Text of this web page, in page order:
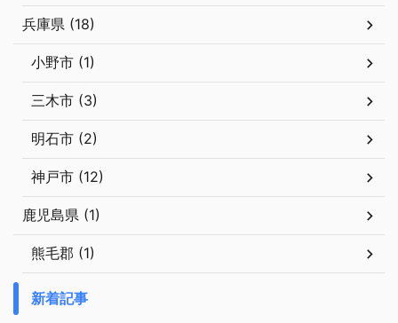
兵庫県 (18)
小野市 (1)
三木市 (3)
明石市 (2)
神戸市 (12)
鹿児島県 (1)
熊毛郡 (1)
新着記事